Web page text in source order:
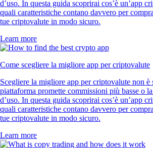
d’uso. In questa guida scoprirai cos’è un’app
quali caratteristiche contano davvero per
tue criptovalute in modo sicuro.
Learn more
Come scegliere la migliore app per criptovalute
Scegliere la migliore app per criptovalute non è
piattaforma promette commissioni più basse o
d’uso. In questa guida scoprirai cos’è un’app
quali caratteristiche contano davvero per
tue criptovalute in modo sicuro.
Learn more